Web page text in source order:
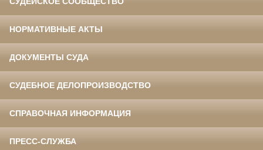
НОРМАТИВНЫЕ АКТЫ
ДОКУМЕНТЫ СУДА
СУДЕБНОЕ ДЕЛОПРОИЗВОДСТВО
СПРАВОЧНАЯ ИНФОРМАЦИЯ
ПРЕСС-СЛУЖБА